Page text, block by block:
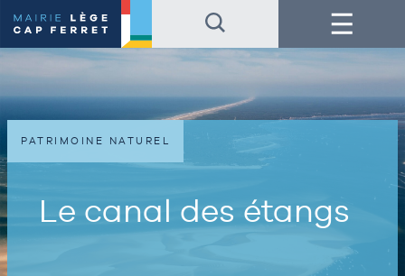
au
contenu
de
au
pied
de
Menu
Le canal des étangs
PATRIMOINE NATUREL